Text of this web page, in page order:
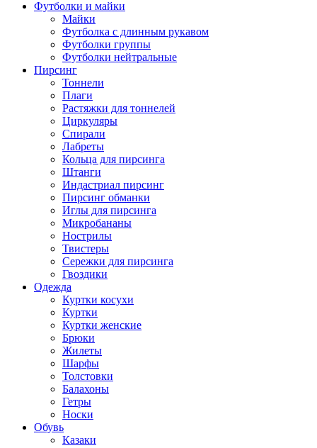
Футболки и майки
Майки
Футболка с длинным рукавом
Футболки группы
Футболки нейтральные
Пирсинг
Тоннели
Плаги
Растяжки для тоннелей
Циркуляры
Спирали
Лабреты
Кольца для пирсинга
Штанги
Индастриал пирсинг
Пирсинг обманки
Иглы для пирсинга
Микробананы
Нострилы
Твистеры
Сережки для пирсинга
Гвоздики
Одежда
Куртки косухи
Куртки
Куртки женские
Брюки
Жилеты
Шарфы
Толстовки
Балахоны
Гетры
Носки
Обувь
Казаки